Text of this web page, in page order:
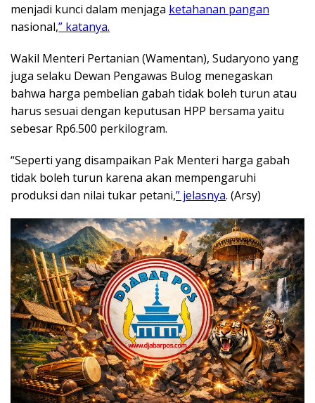
menjadi kunci dalam menjaga ketahanan pangan
nasional,” katanya.
Wakil Menteri Pertanian (Wamentan), Sudaryono yang
juga selaku Dewan Pengawas Bulog menegaskan
bahwa harga pembelian gabah tidak boleh turun atau
harus sesuai dengan keputusan HPP bersama yaitu
sebesar Rp6.500 perkilogram.
“Seperti yang disampaikan Pak Menteri harga gabah
tidak boleh turun karena akan mempengaruhi
produksi dan nilai tukar petani,” jelasnya. (Arsy)